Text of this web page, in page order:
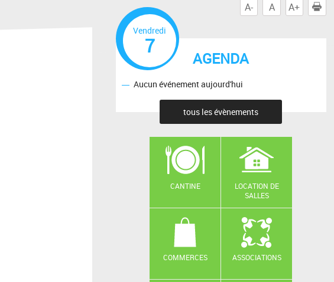
A- A A+
AGENDA
Vendredi
7
Aucun événement aujourd'hui
tous les évènements
CANTINE
LOCATION DE
SALLES
COMMERCES ASSOCIATIONS